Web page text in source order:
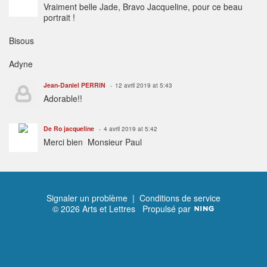
Vraiment belle Jade, Bravo Jacqueline, pour ce beau
portrait !
Bisous
Adyne
Jean-Daniel PERRIN 12 avril 2019 at 5:43
Adorable!!
De Ro jacqueline 4 avril 2019 at 5:42
Merci bien Monsieur Paul
Signaler un problème | Conditions de service
© 2026 Arts et Lettres Propulsé par